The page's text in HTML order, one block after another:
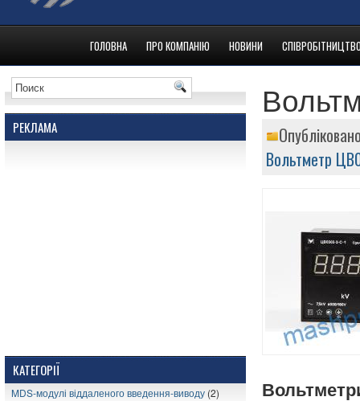
ГОЛОВНА ПРО КОМПАНІЮ НОВИНИ
РЕКЛАМА
КАТЕГОРІЇ
MDS-модулі віддаленого введення-виводу (2)
Вольтметр